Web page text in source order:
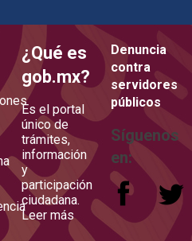
to embed google map in website
¿Qué es
gob.mx?
Es el portal
único de
trámites,
información
y
participación
ciudadana.
Leer más
Denuncia
contra
servidores
públicos
Síguenos
en: